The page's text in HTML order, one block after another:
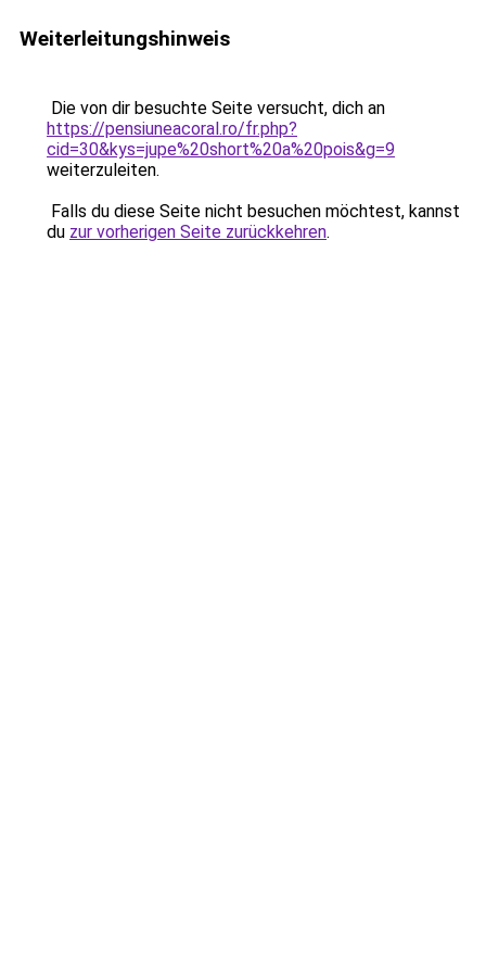
Weiterleitungshinweis
Die von dir besuchte Seite versucht, dich an
https://pensiuneacoral.ro/fr.php?
cid=30&kys=jupe%20short%20a%20pois&g=9
weiterzuleiten.
Falls du diese Seite nicht besuchen möchtest, kannst
du zur vorherigen Seite zurückkehren.